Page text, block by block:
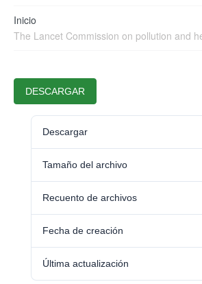
Inicio
The Lancet Commission on pollution and
DESCARGAR
Descargar
Tamaño del archivo
Recuento de archivos
Fecha de creación
Última actualización